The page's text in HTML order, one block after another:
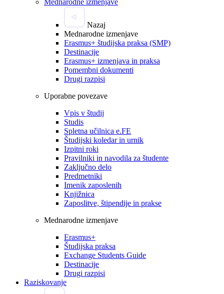
Nazaj
Mednarodne izmenjave
Erasmus+ študijska praksa (SMP)
Destinacije
Erasmus+ izmenjava in praksa
Pomembni dokumenti
Drugi razpisi
Uporabne povezave
Vpis v študij
Studis
Spletna učilnica e.FE
Študijski koledar in urnik
Izpitni roki
Pravilniki in navodila za študente
Zaključno delo
Predmetniki
Imenik zaposlenih
Knjižnica
Zaposlitve, štipendije in prakse
Mednarodne izmenjave
Erasmus+
Študijska praksa
Exchange Students Guide
Destinacije
Drugi razpisi
Raziskovanje